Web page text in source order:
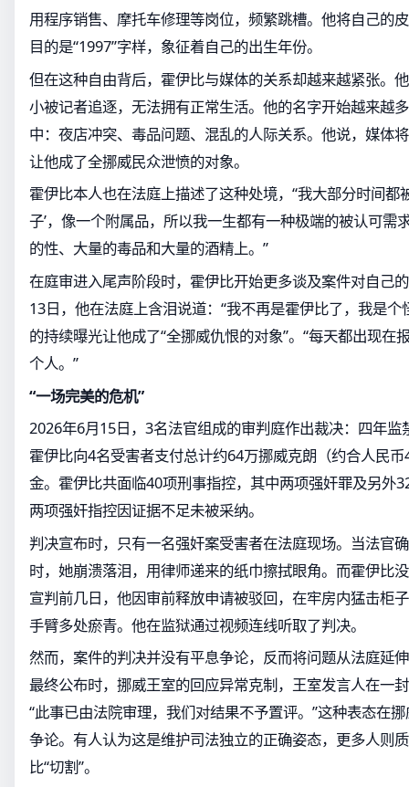
用程序销售、摩托车修理等岗位，频繁跳槽。他将自己的
目的是“1997”字样，象征着自己的出生年份。
但在这种自由背后，霍伊比与媒体的关系却越来越紧张。
小被记者追逐，无法拥有正常生活。他的名字开始越来越
中：夜店冲突、毒品问题、混乱的人际关系。他说，媒体
让他成了全挪威民众泄愤的对象。
霍伊比本人也在法庭上描述了这种处境，“我大部分时间都
子’，像一个附属品，所以我一生都有一种极端的被认可需
的性、大量的毒品和大量的酒精上。”
在庭审进入尾声阶段时，霍伊比开始更多谈及案件对自己
13日，他在法庭上含泪说道：“我不再是霍伊比了，我是个
的持续曝光让他成了“全挪威仇恨的对象”。“每天都出现在
个人。”
“一场完美的危机”
2026年6月15日，3名法官组成的审判庭作出裁决：四年监
霍伊比向4名受害者支付总计约64万挪威克朗（约合人民
金。霍伊比共面临40项刑事指控，其中两项强奸罪及另外
两项强奸指控因证据不足未被采纳。
判决宣布时，只有一名强奸案受害者在法庭现场。当法官
时，她崩溃落泪，用律师递来的纸巾擦拭眼角。而霍伊比
宣判前几日，他因审前释放申请被驳回，在牢房内猛击柜
手臂多处瘀青。他在监狱通过视频连线听取了判决。
然而，案件的判决并没有平息争论，反而将问题从法庭延
最终公布时，挪威王室的回应异常克制，王室发言人在一
“此事已由法院审理，我们对结果不予置评。”这种表态在
争论。有人认为这是维护司法独立的正确姿态，更多人则
比“切割”。